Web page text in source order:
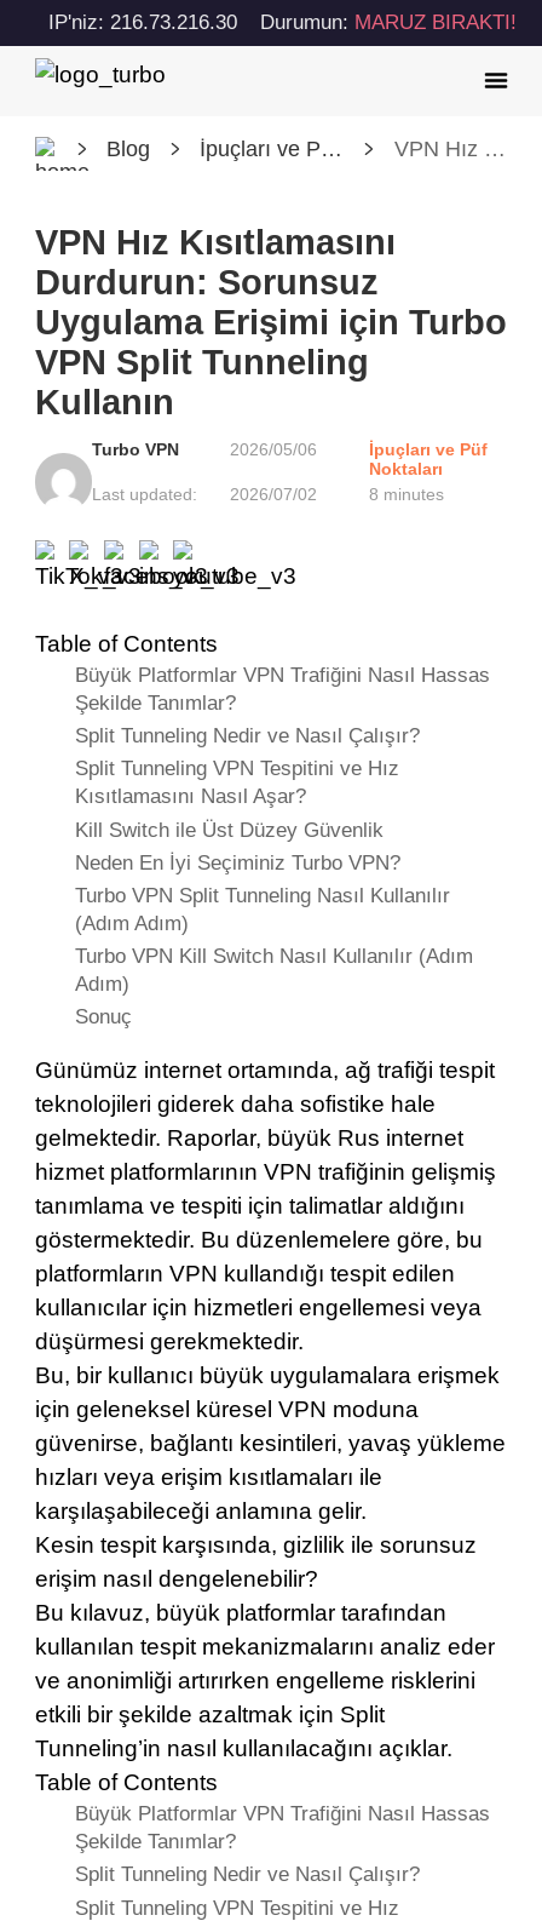
IP'niz: 216.73.216.30 Durumun: MARUZ BIRAKTI!
Blog İpuçları ve Püf Noktaları VPN Hız Kısıtlamasını Durdurun: Sorunsuz Uygulama Erişimi için Turbo VPN Split Tunneling Kullanın
VPN Hız Kısıtlamasını
Durdurun: Sorunsuz
Uygulama Erişimi için Turbo
VPN Split Tunneling
Kullanın
Turbo VPN 2026/05/06
İpuçları ve Püf
Noktaları
Last updated:
2026/07/02 8 minutes
Table of Contents
Büyük Platformlar VPN Trafiğini Nasıl Hassas
Şekilde Tanımlar?
Split Tunneling Nedir ve Nasıl Çalışır?
Split Tunneling VPN Tespitini ve Hız
Kısıtlamasını Nasıl Aşar?
Kill Switch ile Üst Düzey Güvenlik
Neden En İyi Seçiminiz Turbo VPN?
Turbo VPN Split Tunneling Nasıl Kullanılır
(Adım Adım)
Turbo VPN Kill Switch Nasıl Kullanılır (Adım
Adım)
Sonuç
Günümüz internet ortamında, ağ trafiği tespit
teknolojileri giderek daha sofistike hale
gelmektedir. Raporlar, büyük Rus internet
hizmet platformlarının VPN trafiğinin gelişmiş
tanımlama ve tespiti için talimatlar aldığını
göstermektedir. Bu düzenlemelere göre, bu
platformların VPN kullandığı tespit edilen
kullanıcılar için hizmetleri engellemesi veya
düşürmesi gerekmektedir.
Bu, bir kullanıcı büyük uygulamalara erişmek
için geleneksel küresel VPN moduna
güvenirse, bağlantı kesintileri, yavaş yükleme
hızları veya erişim kısıtlamaları ile
karşılaşabileceği anlamına gelir.
Kesin tespit karşısında, gizlilik ile sorunsuz
erişim nasıl dengelenebilir?
Bu kılavuz, büyük platformlar tarafından
kullanılan tespit mekanizmalarını analiz eder
ve anonimliği artırırken engelleme risklerini
etkili bir şekilde azaltmak için Split
Tunneling’in nasıl kullanılacağını açıklar.
Table of Contents
Büyük Platformlar VPN Trafiğini Nasıl Hassas
Şekilde Tanımlar?
Split Tunneling Nedir ve Nasıl Çalışır?
Split Tunneling VPN Tespitini ve Hız